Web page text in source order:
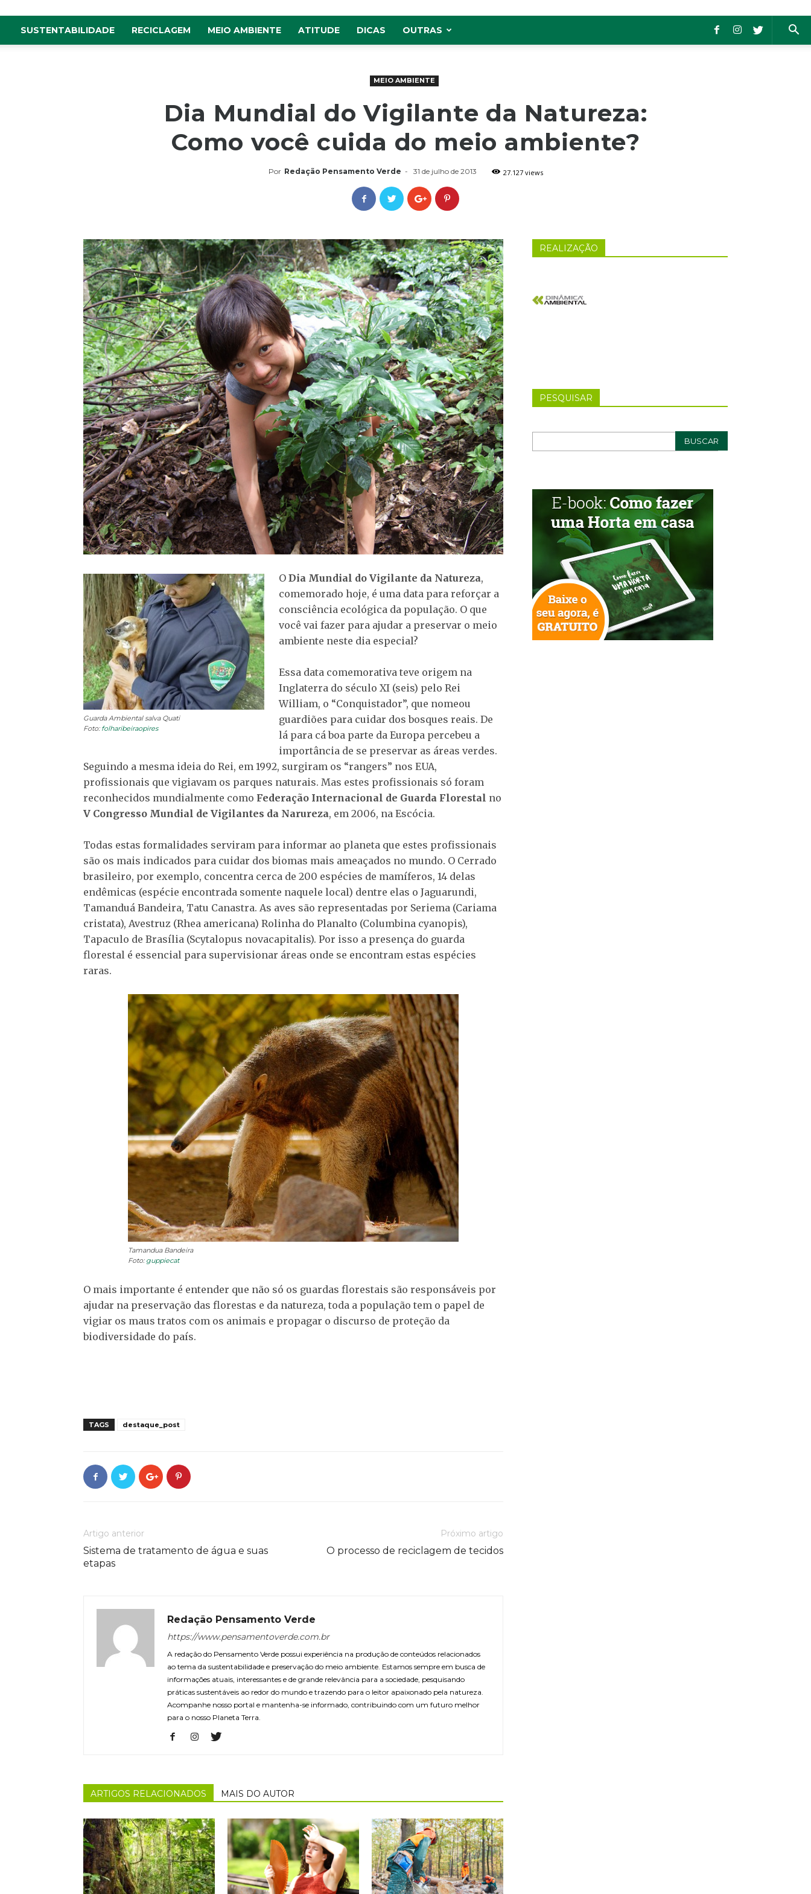
SUSTENTABILIDADE RECICLAGEM MEIO AMBIENTE ATITUDE DICAS OUTRAS
MEIO AMBIENTE
Dia Mundial do Vigilante da Natureza:
Como você cuida do meio ambiente?
Por Redação Pensamento Verde - 31 de julho de 2013 27.127 views
Guarda Ambiental salva Quati
Foto: folharibeiraopires
O Dia Mundial do Vigilante da Natureza,
comemorado hoje, é uma data para reforçar a
consciência ecológica da população. O que
você vai fazer para ajudar a preservar o meio
ambiente neste dia especial?
Essa data comemorativa teve origem na
Inglaterra do século XI (seis) pelo Rei
William, o “Conquistador”, que nomeou
guardiões para cuidar dos bosques reais. De
lá para cá boa parte da Europa percebeu a
importância de se preservar as áreas verdes.
Seguindo a mesma ideia do Rei, em 1992, surgiram os “rangers” nos EUA,
profissionais que vigiavam os parques naturais. Mas estes profissionais só foram
reconhecidos mundialmente como Federação Internacional de Guarda Florestal no
V Congresso Mundial de Vigilantes da Narureza, em 2006, na Escócia.
Todas estas formalidades serviram para informar ao planeta que estes profissionais
são os mais indicados para cuidar dos biomas mais ameaçados no mundo. O Cerrado
brasileiro, por exemplo, concentra cerca de 200 espécies de mamíferos, 14 delas
endêmicas (espécie encontrada somente naquele local) dentre elas o Jaguarundi,
Tamanduá Bandeira, Tatu Canastra. As aves são representadas por Seriema (Cariama
cristata), Avestruz (Rhea americana) Rolinha do Planalto (Columbina cyanopis),
Tapaculo de Brasília (Scytalopus novacapitalis). Por isso a presença do guarda
florestal é essencial para supervisionar áreas onde se encontram estas espécies
raras.
Tamandua Bandeira
Foto: guppiecat
O mais importante é entender que não só os guardas florestais são responsáveis por
ajudar na preservação das florestas e da natureza, toda a população tem o papel de
vigiar os maus tratos com os animais e propagar o discurso de proteção da
biodiversidade do país.
TAGS destaque_post
Artigo anterior
Sistema de tratamento de água e suas
etapas
Próximo artigo
O processo de reciclagem de tecidos
Redação Pensamento Verde
https://www.pensamentoverde.com.br
A redação do Pensamento Verde possui experiência na produção de conteúdos relacionados
ao tema da sustentabilidade e preservação do meio ambiente. Estamos sempre em busca de
informações atuais, interessantes e de grande relevância para a sociedade, pesquisando
práticas sustentáveis ao redor do mundo e trazendo para o leitor apaixonado pela natureza.
Acompanhe nosso portal e mantenha-se informado, contribuindo com um futuro melhor
para o nosso Planeta Terra.
ARTIGOS RELACIONADOS MAIS DO AUTOR
REALIZAÇÃO
PESQUISAR